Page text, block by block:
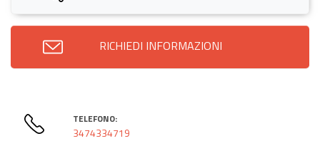
RICHIEDI INFORMAZIONI
TELEFONO:
3474334719